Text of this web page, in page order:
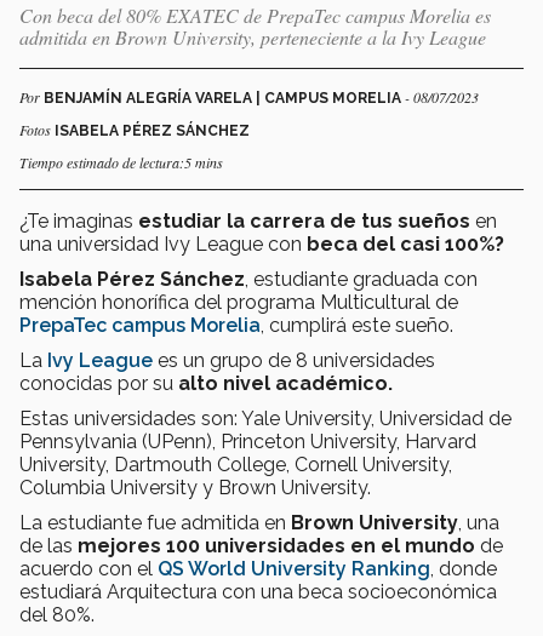
Con beca del 80% EXATEC de PrepaTec campus Morelia es
admitida en Brown University, perteneciente a la Ivy League
Por BENJAMÍN ALEGRÍA VARELA | CAMPUS MORELIA - 08/07/2023
Fotos ISABELA PÉREZ SÁNCHEZ
Tiempo estimado de lectura:5 mins
¿Te imaginas estudiar la carrera de tus sueños en
una universidad Ivy League con beca del casi 100%?
Isabela Pérez Sánchez , estudiante graduada con
mención honorífica del programa Multicultural de
PrepaTec campus Morelia , cumplirá este sueño.
La Ivy League es un grupo de 8 universidades
conocidas por su alto nivel académico.
Estas universidades son: Yale University, Universidad de
Pennsylvania (UPenn), Princeton University, Harvard
University, Dartmouth College, Cornell University,
Columbia University y Brown University.
La estudiante fue admitida en Brown University , una
de las mejores 100 universidades en el mundo de
acuerdo con el QS World University Ranking , donde
estudiará Arquitectura con una beca socioeconómica
del 80%.